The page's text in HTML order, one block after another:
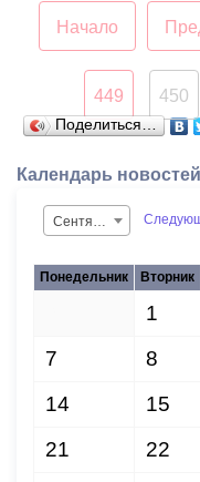
Начало
449 450
Поделиться…
Календарь новостей
Сентябрь
Понедельник Вторник
1
7 8
14 15
21 22